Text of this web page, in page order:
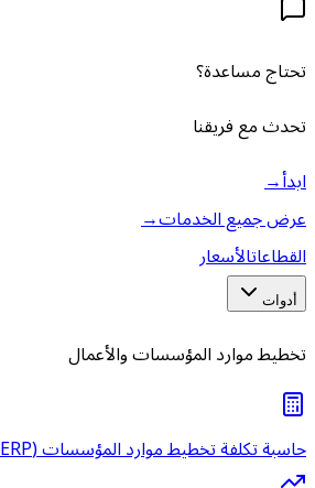
تحتاج مساعدة؟
تحدث مع فريقنا
ابدأ→
عرض جميع الخدمات→
القطاعاتالأسعار
أدوات
تخطيط موارد المؤسسات والأعمال
حاسبة تكلفة تخطيط موارد المؤسسات (ERP).